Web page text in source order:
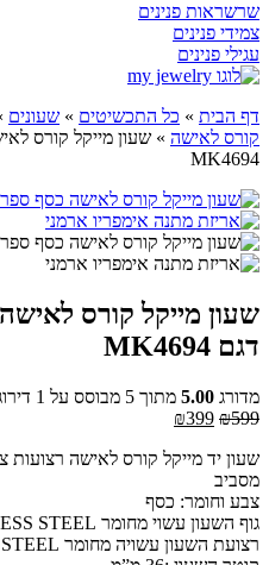
שרשראות פנינים
צמידי פנינים
עגילי פנינים
דף הבית » כל התכשיטים » שעונים
קורס לאישה » שעון מייקל קורס
MK4694
שעון מייקל קורס
דגם MK4694
מדורג 5.00 מתוך 5 מבוסס על 1
₪599
המחיר
היה:
₪599.
₪399
הוא:
שעון יד מייקל קורס לאישה
מסביב
צבע וחומר: כסף
גוף השעון עשוי מחומר STAINLESS STEEL פלדת אל חלד
רצועת השעון עשויה מחומר STAINLESS STEEL פלדת אל חלד